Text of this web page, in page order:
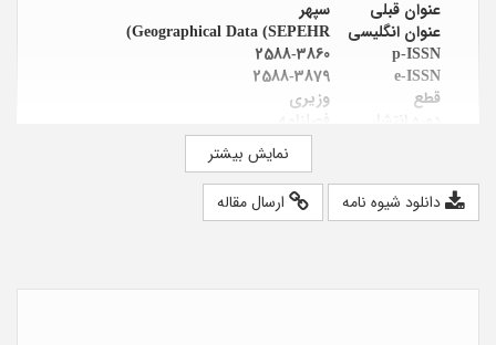
عنوان قبلی
سپهر
عنوان انگلیسی
Geographical Data (SEPEHR)
p-ISSN
2588-3860
e-ISSN
2588-3879
قطع
وزیری
88400111-14(021)
آدرس اینترنتی
https://www.sepehr.org/
صاحب امتیاز
سازمان جغرافیایی نیروهای مسلح
نمایش بیشتر
دانلود شیوه نامه ارسال مقاله